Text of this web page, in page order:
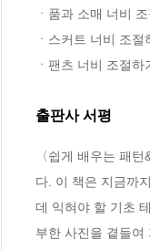
ㆍ품과 소매 너비
ㆍ스커트 너비 조
ㆍ팬츠 너비 조절하
출판사 서평
〈쉽게 배우는 패
다. 이 책은 지금까
데 익혀야 할 기초
부한 사진을 곁들